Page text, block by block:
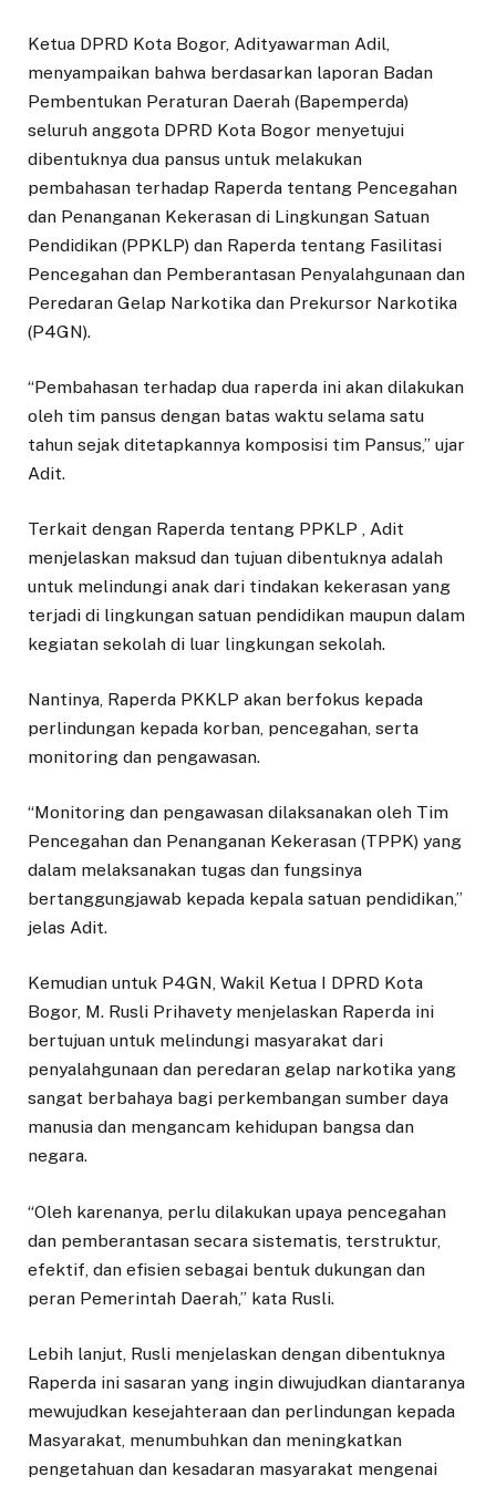
Ketua DPRD Kota Bogor, Adityawarman Adil,
menyampaikan bahwa berdasarkan laporan Badan
Pembentukan Peraturan Daerah (Bapemperda)
seluruh anggota DPRD Kota Bogor menyetujui
dibentuknya dua pansus untuk melakukan
pembahasan terhadap Raperda tentang Pencegahan
dan Penanganan Kekerasan di Lingkungan Satuan
Pendidikan (PPKLP) dan Raperda tentang Fasilitasi
Pencegahan dan Pemberantasan Penyalahgunaan dan
Peredaran Gelap Narkotika dan Prekursor Narkotika
(P4GN).
“Pembahasan terhadap dua raperda ini akan dilakukan
oleh tim pansus dengan batas waktu selama satu
tahun sejak ditetapkannya komposisi tim Pansus,” ujar
Adit.
Terkait dengan Raperda tentang PPKLP , Adit
menjelaskan maksud dan tujuan dibentuknya adalah
untuk melindungi anak dari tindakan kekerasan yang
terjadi di lingkungan satuan pendidikan maupun dalam
kegiatan sekolah di luar lingkungan sekolah.
Nantinya, Raperda PKKLP akan berfokus kepada
perlindungan kepada korban, pencegahan, serta
monitoring dan pengawasan.
“Monitoring dan pengawasan dilaksanakan oleh Tim
Pencegahan dan Penanganan Kekerasan (TPPK) yang
dalam melaksanakan tugas dan fungsinya
bertanggungjawab kepada kepala satuan pendidikan,”
jelas Adit.
Kemudian untuk P4GN, Wakil Ketua I DPRD Kota
Bogor, M. Rusli Prihavety menjelaskan Raperda ini
bertujuan untuk melindungi masyarakat dari
penyalahgunaan dan peredaran gelap narkotika yang
sangat berbahaya bagi perkembangan sumber daya
manusia dan mengancam kehidupan bangsa dan
negara.
“Oleh karenanya, perlu dilakukan upaya pencegahan
dan pemberantasan secara sistematis, terstruktur,
efektif, dan efisien sebagai bentuk dukungan dan
peran Pemerintah Daerah,” kata Rusli.
Lebih lanjut, Rusli menjelaskan dengan dibentuknya
Raperda ini sasaran yang ingin diwujudkan diantaranya
mewujudkan kesejahteraan dan perlindungan kepada
Masyarakat, menumbuhkan dan meningkatkan
pengetahuan dan kesadaran masyarakat mengenai